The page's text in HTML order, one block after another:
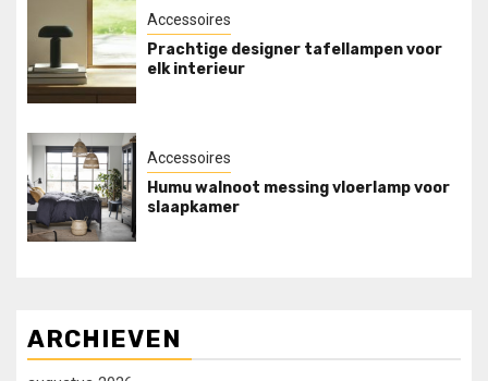
Accessoires
Prachtige designer tafellampen voor
elk interieur
Accessoires
Humu walnoot messing vloerlamp voor
slaapkamer
ARCHIEVEN